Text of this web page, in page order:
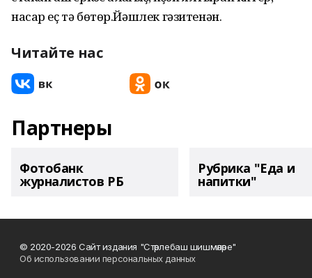
насар еҫ тә бөтөр.Йәшлек гәзитенән.
Читайте нас
Партнеры
Фотобанк
журналистов РБ
Рубрика "Еда и
напитки"
© 2020-2026 Сайт издания "Стәрлебаш шишмәләре"
Об использовании персональных данных